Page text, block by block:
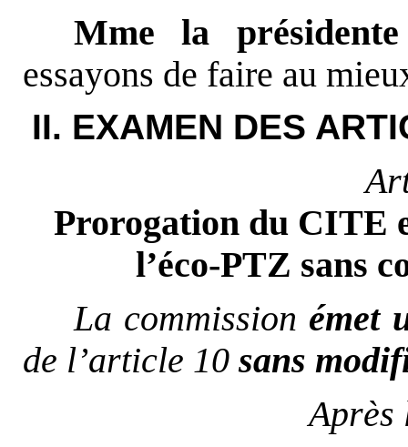
Mme la
essayons de faire au
II. EXAMEN DES
Prorogation du CITE
l’éco-PTZ sans
La commission émet
de l’article 10sans
Après